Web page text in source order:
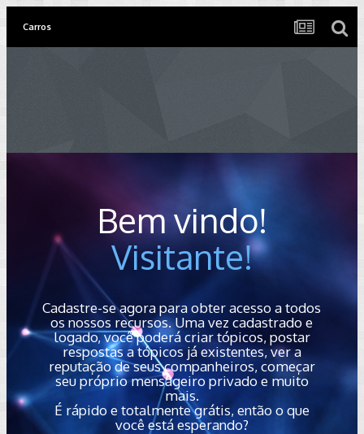
Carros
Bem vindo!
Visitante!
Cadastre-se agora para obter acesso a todos
os nossos recursos. Uma vez cadastrado e
logado, você poderá criar tópicos, postar
respostas a tópicos já existentes, ver a
reputação de seus companheiros, começar
seu próprio mensageiro privado e muito
mais.
É rápido e totalmente grátis, então o que
você está esperando?